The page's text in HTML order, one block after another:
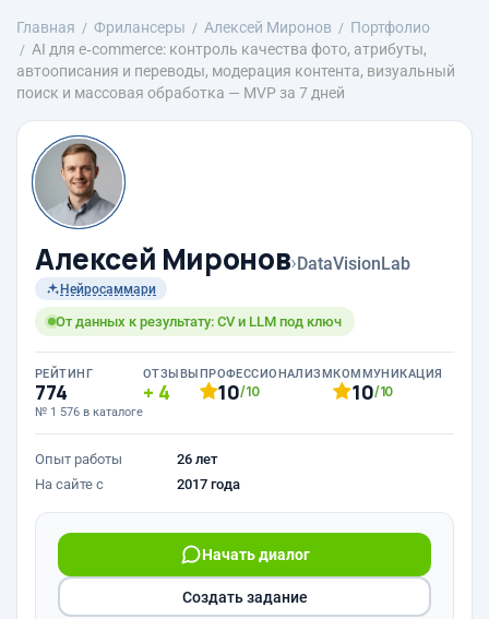
Главная Фрилансеры Алексей Миронов
Портфолио
AI для e‑commerce: контроль качества фото, атрибуты,
автоописания и переводы, модерация контента, визуальный
поиск и массовая обработка — MVP за 7 дней
Алексей Миронов›DataVisionLab
Нейросаммари
От данных к результату: CV и LLM под ключ
РЕЙТИНГ
774
№ 1 576 в каталоге
ОТЗЫВЫ
4
ПРОФЕССИОНАЛИЗМ
10/10
КОММУНИКАЦИЯ
10/10
Опыт работы
26 лет
На сайте с
2017 года
Начать диалог
Создать задание